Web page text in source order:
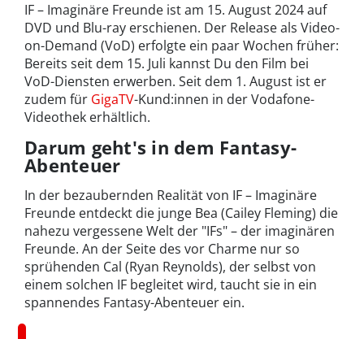
IF – Imaginäre Freunde ist am 15. August 2024 auf
DVD und Blu-ray erschienen. Der Release als Video-
on-Demand (VoD) erfolgte ein paar Wochen früher:
Bereits seit dem 15. Juli kannst Du den Film bei
VoD-Diensten erwerben. Seit dem 1. August ist er
zudem für GigaTV-Kund:innen in der Vodafone-
Videothek erhältlich.
Darum geht's in dem Fantasy-
Abenteuer
In der bezaubernden Realität von IF – Imaginäre
Freunde entdeckt die junge Bea (Cailey Fleming) die
nahezu vergessene Welt der "IFs" – der imaginären
Freunde. An der Seite des vor Charme nur so
sprühenden Cal (Ryan Reynolds), der selbst von
einem solchen IF begleitet wird, taucht sie in ein
spannendes Fantasy-Abenteuer ein.